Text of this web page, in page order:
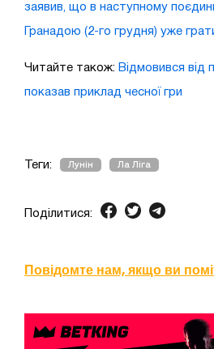
заявив, що в наступному
Гранадою (2-го грудня) уже
Читайте також: Відмовився від
показав приклад чесної гри
Теги: Лунін Ла Ліга
Поділитися:
Повідомте нам, якщо ви